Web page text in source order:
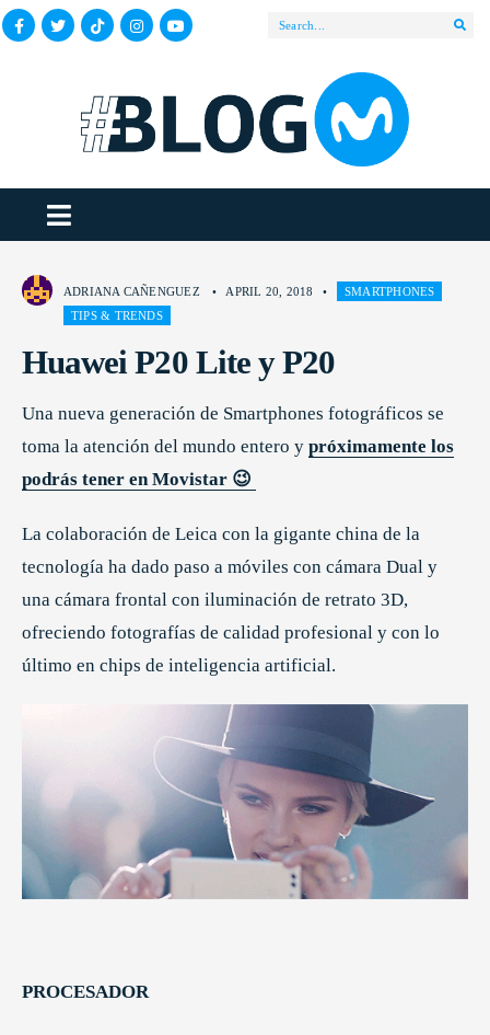
ADRIANA CAÑENGUEZ • APRIL 20, 2018 •
SMARTPHONES
TIPS & TRENDS
Huawei P20 Lite y P20
Una nueva generación de Smartphones fotográficos se
toma la atención del mundo entero y próximamente los
podrás tener en Movistar 😉
La colaboración de Leica con la gigante china de la
tecnología ha dado paso a móviles con cámara Dual y
una cámara frontal con iluminación de retrato 3D,
ofreciendo fotografías de calidad profesional y con lo
último en chips de inteligencia artificial.
PROCESADOR